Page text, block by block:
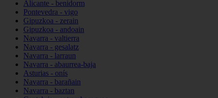
Alicante - benidorm
Pontevedra - vigo
Gipuzkoa - zerain
Gipuzkoa - andoain
Navarra - valtierra
Navarra - gesalatz
Navarra - larraun
Navarra - abaurrea-baja
Asturias - onís
Navarra - barañain
Navarra - baztan